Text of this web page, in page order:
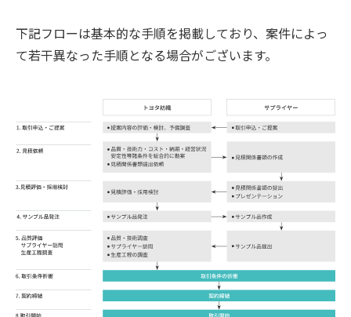
下記フローは基本的な手順を掲載しており、案件によっ
て若干異なった手順となる場合がございます。